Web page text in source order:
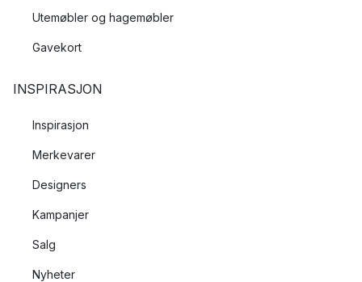
Utemøbler og hagemøbler
Gavekort
INSPIRASJON
Inspirasjon
Merkevarer
Designers
Kampanjer
Salg
Nyheter